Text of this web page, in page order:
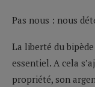
Pas nous : nous
La liberté du
essentiel. A cela
propriété, son